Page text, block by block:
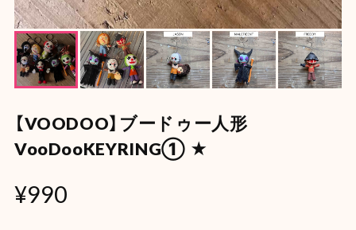
【VOODOO】ブードゥー人形
VooDooKEYRING① ★
¥990